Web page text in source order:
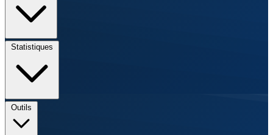
Statistiques
Outils